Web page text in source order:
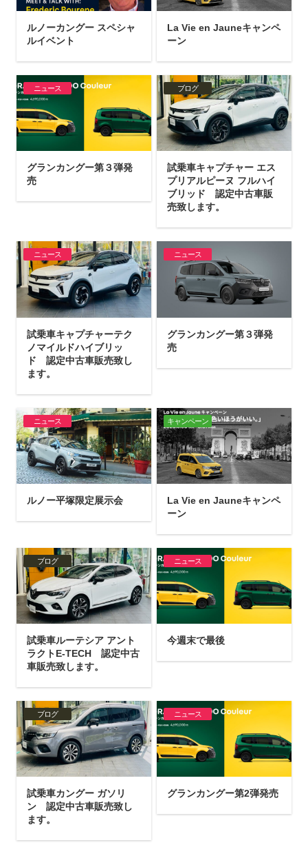
ルノーカングー スペシャ
ルイベント
La Vie en Jauneキャンペ
ーン
ニュース
グランカングー第３弾発
売
ブログ
試乗車キャプチャー エス
プリアルピーヌ フルハイ
ブリッド 認定中古車販
売致します。
ニュース
試乗車キャプチャーテク
ノマイルドハイブリッ
ド 認定中古車販売致し
ます。
ニュース
グランカングー第３弾発
売
ニュース
ルノー平塚限定展示会
キャンペーン
La Vie en Jauneキャンペ
ーン
ブログ
試乗車ルーテシア アント
ラクトE-TECH 認定中古
車販売致します。
ニュース
今週末で最後
ブログ
試乗車カングー ガソリ
ン 認定中古車販売致し
ます。
ニュース
グランカングー第2弾発売